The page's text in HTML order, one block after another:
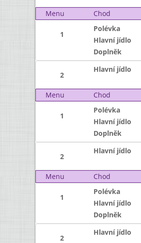
Menu Chod
1
Polévka
Hlavní jídlo
Doplněk
2
Hlavní jídlo
Menu Chod
1
Polévka
Hlavní jídlo
Doplněk
2
Hlavní jídlo
Menu Chod
1
Polévka
Hlavní jídlo
Doplněk
2
Hlavní jídlo